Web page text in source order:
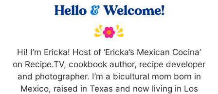
Hello &Welcome!
Hi! I’m Ericka! Host of ‘Ericka’s Mexican Cocina’
on Recipe.TV, cookbook author, recipe developer
and photographer. I’m a bicultural mom born in
Mexico, raised in Texas and now living in Los